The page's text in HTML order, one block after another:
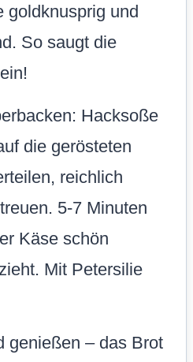
goldknusprig und
So saugt die
Hacksoße
die gerösteten
reichlich
5-7 Minuten
Käse schön
Mit Petersilie
genießen – das Brot